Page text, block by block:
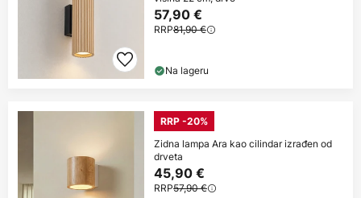
57,90 €
RRP81,90 €
Na lageru
RRP -20%
Zidna lampa Ara kao cilindar izrađen od
drveta
45,90 €
RRP57,90 €